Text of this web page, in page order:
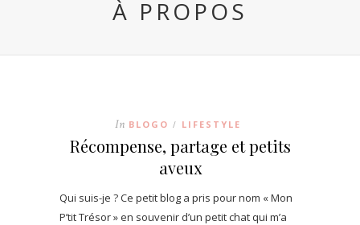
À PROPOS
In BLOGO / LIFESTYLE
Récompense, partage et petits
aveux
Qui suis-je ? Ce petit blog a pris pour nom « Mon
P’tit Trésor » en souvenir d’un petit chat qui m’a